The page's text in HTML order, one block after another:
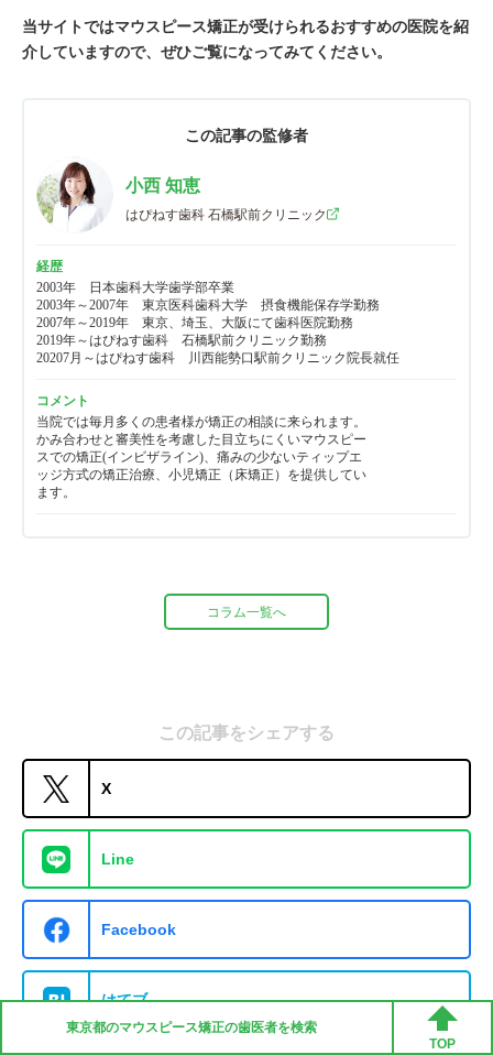
当サイトではマウスピース矯正が受けられるおすすめの医院を紹
介していますので、ぜひご覧になってみてください。
この記事の監修者
小西 知恵
はぴねす歯科 石橋駅前クリニック
経歴
2003年　日本歯科大学歯学部卒業
2003年～2007年　東京医科歯科大学　摂食機能保存学勤務
2007年～2019年　東京、埼玉、大阪にて歯科医院勤務
2019年～はぴねす歯科　石橋駅前クリニック勤務
20207月～はぴねす歯科　川西能勢口駅前クリニック院長就任
コメント
当院では毎月多くの患者様が矯正の相談に来られます。
かみ合わせと審美性を考慮した目立ちにくいマウスピー
スでの矯正(インビザライン)、痛みの少ないティップエ
ッジ方式の矯正治療、小児矯正（床矯正）を提供してい
ます。
コラム一覧へ
東京都のマウスピース矯正の歯医者を検索
TOP
この記事をシェアする
X
Line
Facebook
はてブ